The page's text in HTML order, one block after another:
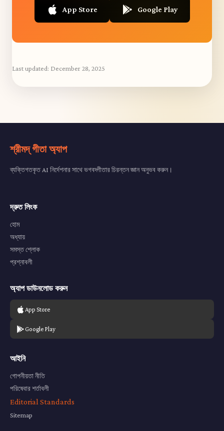
App Store Google Play
Last updated: December 28, 2025
শ্রীমদ্ গীতা অ্যাপ
ব্যক্তিগতকৃত AI নির্দেশনার সাথে ভগবদ্গীতার চিরন্তন জ্ঞান অনুভব করুন।
দ্রুত লিংক
হোম
অধ্যায়
সমস্ত শ্লোক
প্রশ্নাবলী
অ্যাপ ডাউনলোড করুন
App Store
Google Play
আইনি
গোপনীয়তা নীতি
পরিষেবার শর্তাবলী
Editorial Standards
Sitemap